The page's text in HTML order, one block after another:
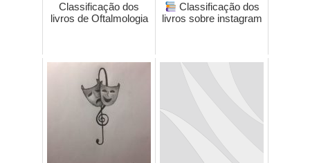
Classificação dos
livros de Oftalmologia
Classificação dos
livros sobre instagram